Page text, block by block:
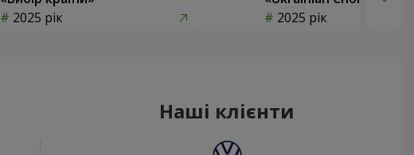
2025 рік
2025 рік
Наші клієнти